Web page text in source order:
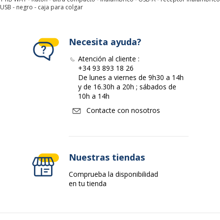
Información sobre los servicios
Información sobre los servicios
Cumplimiento de normas Plug and Play
Características generales
Características generales
Categoría de color Negro
Cantidad incluida 1
Tipo de producto Ratón
Datos de identificación
USB - negro - caja para colgar
Necesita ayuda?
Atención al cliente :
+34 93 893 18 26
De lunes a viernes de 9h30 a 14h
y de 16.30h a 20h ; sábados de
10h a 14h
Contacte con nosotros
Nuestras tiendas
Comprueba la disponibilidad
en tu tienda